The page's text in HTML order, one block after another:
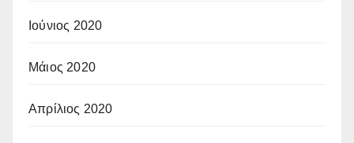
Ιούνιος 2020
Μάιος 2020
Απρίλιος 2020